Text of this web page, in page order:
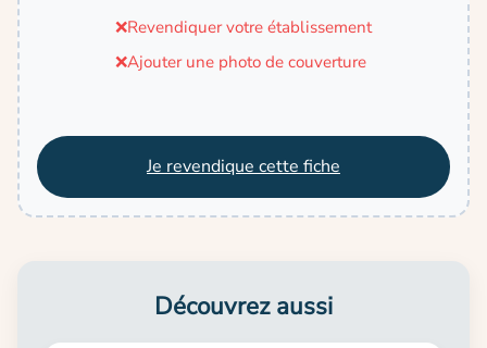
❌Revendiquer votre établissement
❌Ajouter une photo de couverture
Je revendique cette fiche
Découvrez aussi